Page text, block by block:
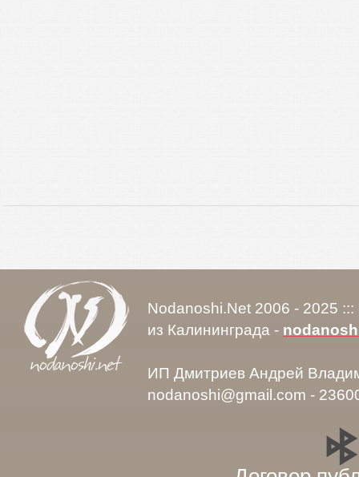
Nodanoshi.Net 2006 - 2025
из Калининграда -
ИП Дмитриев Андрей
nodanoshi@gmail.com -